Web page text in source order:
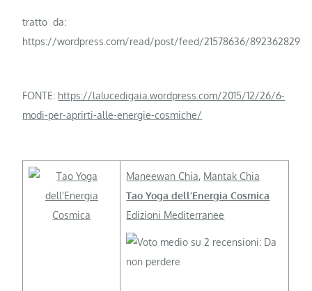
tratto da:
https://wordpress.com/read/post/feed/21578636/892362829
FONTE: https://lalucedigaia.wordpress.com/2015/12/26/6-
modi-per-aprirti-alle-energie-cosmiche/
Maneewan Chia, Mantak Chia
Tao Yoga dell’Energia Cosmica
Edizioni Mediterranee